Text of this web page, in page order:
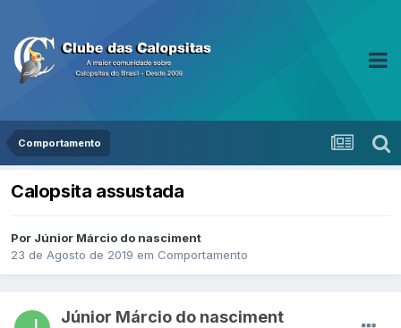
Comportamento
Calopsita assustada
Por Júnior Márcio do nasciment
23 de Agosto de 2019 em Comportamento
Júnior Márcio do nasciment